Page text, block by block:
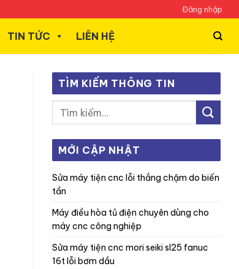
Đăng nhập
TIN TỨC LIÊN HỆ
TÌM KIẾM THÔNG TIN
MỚI CẬP NHẬT
sửa máy tiện cnc lỗi thắng chậm do biến
tần
máy điều hòa tủ điện chuyên dùng cho
máy cnc công nghiệp
sửa máy tiện cnc mori seiki sl25 fanuc
16t lỗi bơm dầu